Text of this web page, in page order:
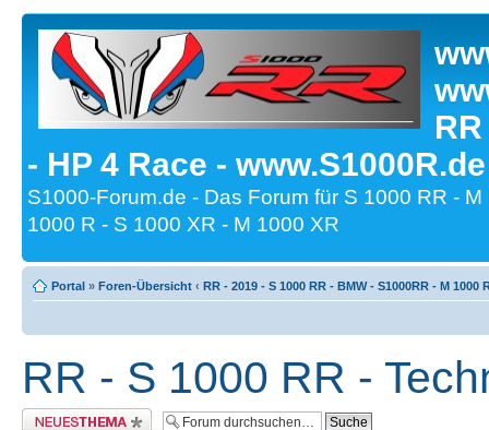
- HP 4 Race -
S1000-Forum.de - Das Forum für S 1000 RR -
1000 R - S 1000 XR - M 1000 XR
Portal » Foren-Übersicht ‹ RR - 2019 - S 1000 RR - BMW - S1000RR - M 1000
RR - S 1000 RR -
Neues Thema erstellen